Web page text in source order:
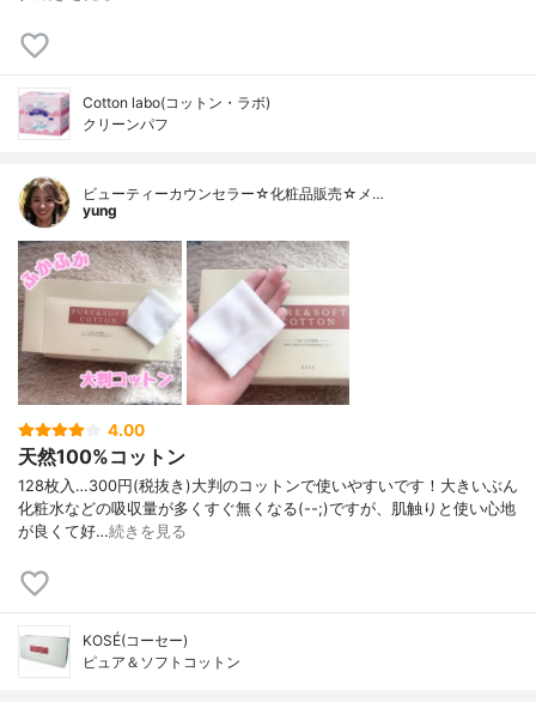
Cotton labo(コットン・ラボ)
クリーンパフ
ビューティーカウンセラー☆化粧品販売☆メ…
yung
4.00
天然100%コットン
⁡128枚入…300円(税抜き)⁡⁡大判のコットンで使いやすいです！大きいぶん
化粧水などの吸収量が多くすぐ無くなる(--;)⁡ですが、肌触りと使い心地
が良くて好…続きを見る
KOSÉ(コーセー)
ピュア＆ソフトコットン